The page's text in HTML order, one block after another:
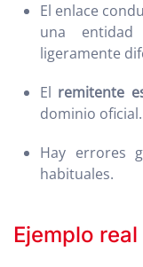
El enlace
una
ligeramente
El remitente
dominio oficial.
Hay errores
habituales.
Ejemplo real